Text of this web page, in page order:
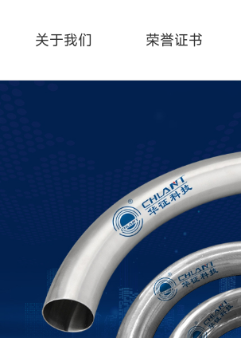
关于我们 荣誉证书